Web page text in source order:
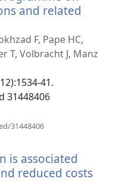
and related
F, Pape HC,
T, Volbracht J, Manz
41.
31448406
31448406
окне)
is associated
reduced costs